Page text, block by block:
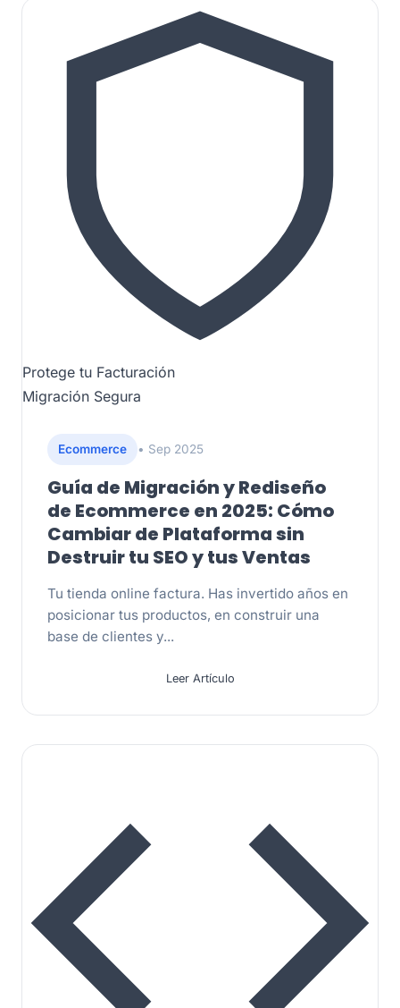
Protege tu Facturación
Migración Segura
Ecommerce • Sep 2025
Guía de Migración y Rediseño
de Ecommerce en 2025: Cómo
Cambiar de Plataforma sin
Destruir tu SEO y tus Ventas
Tu tienda online factura. Has invertido años en
posicionar tus productos, en construir una
base de clientes y...
Leer Artículo